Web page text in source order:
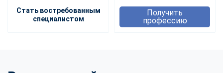
Стать востребованным
специалистом
Получить
профессию